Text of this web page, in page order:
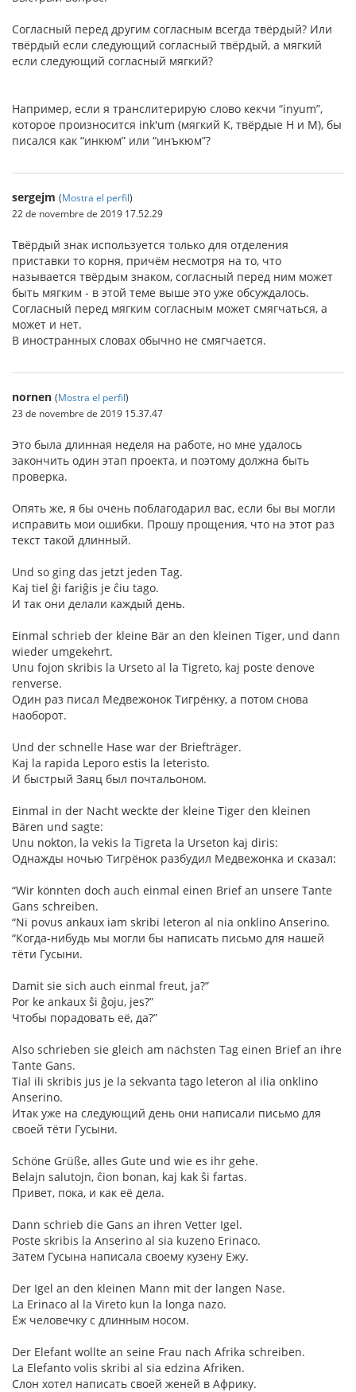
Согласный перед другим согласным всегда твёрдый? Или
твёрдый если следующий согласный твёрдый, а мягкий
если следующий согласный мягкий?
Например, если я транслитерирую слово кекчи “inyum”,
которое произносится ink'um (мягкий К, твёрдые Н и М), бы
писался как “инкюм” или “инъкюм”?
sergejm (Mostra el perfil)
22 de novembre de 2019 17.52.29
Твёрдый знак используется только для отделения
приставки то корня, причём несмотря на то, что
называется твёрдым знаком, согласный перед ним может
быть мягким - в этой теме выше это уже обсуждалось.
Согласный перед мягким согласным может смягчаться, а
может и нет.
В иностранных словах обычно не смягчается.
nornen (Mostra el perfil)
23 de novembre de 2019 15.37.47
Это была длинная неделя на работе, но мне удалось
закончить один этап проекта, и поэтому должна быть
проверка.
Опять же, я бы очень поблагодарил вас, если бы вы могли
исправить мои ошибки. Прошу прощения, что на этот раз
текст такой длинный.
Und so ging das jetzt jeden Tag.
Kaj tiel ĝi fariĝis je ĉiu tago.
И так они делали каждый день.
Einmal schrieb der kleine Bär an den kleinen Tiger, und dann
wieder umgekehrt.
Unu fojon skribis la Urseto al la Tigreto, kaj poste denove
renverse.
Один раз писал Медвежонок Тигрёнку, а потом снова
наоборот.
Und der schnelle Hase war der Briefträger.
Kaj la rapida Leporo estis la leteristo.
И быстрый Заяц был почтальоном.
Einmal in der Nacht weckte der kleine Tiger den kleinen
Bären und sagte:
Unu nokton, la vekis la Tigreta la Urseton kaj diris:
Однажды ночью Тигрёнок разбудил Медвежонка и сказал:
“Wir könnten doch auch einmal einen Brief an unsere Tante
Gans schreiben.
“Ni povus ankaux iam skribi leteron al nia onklino Anserino.
“Когда-нибудь мы могли бы написать письмо для нашей
тёти Гусыни.
Damit sie sich auch einmal freut, ja?”
Por ke ankaux ŝi ĝoju, jes?”
Чтобы порадовать её, да?”
Also schrieben sie gleich am nächsten Tag einen Brief an ihre
Tante Gans.
Tial ili skribis jus je la sekvanta tago leteron al ilia onklino
Anserino.
Итак уже на следующий день они написали письмо для
своей тёти Гусыни.
Schöne Grüße, alles Gute und wie es ihr gehe.
Belajn salutojn, ĉion bonan, kaj kak ŝi fartas.
Привет, пока, и как её дела.
Dann schrieb die Gans an ihren Vetter Igel.
Poste skribis la Anserino al sia kuzeno Erinaco.
Затем Гусына написала своему кузену Ежу.
Der Igel an den kleinen Mann mit der langen Nase.
La Erinaco al la Vireto kun la longa nazo.
Ёж человечку с длинным носом.
Der Elefant wollte an seine Frau nach Afrika schreiben.
La Elefanto volis skribi al sia edzina Afriken.
Слон хотел написать своей женей в Африку.